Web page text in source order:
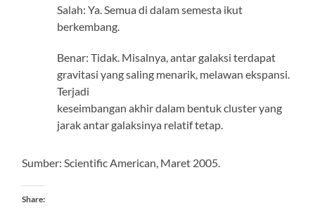
Salah: Ya. Semua di dalam semesta ikut
berkembang.
Benar: Tidak. Misalnya, antar galaksi terdapat
gravitasi yang saling menarik, melawan ekspansi.
Terjadi
keseimbangan akhir dalam bentuk cluster yang
jarak antar galaksinya relatif tetap.
Sumber: Scientific American, Maret 2005.
Share: